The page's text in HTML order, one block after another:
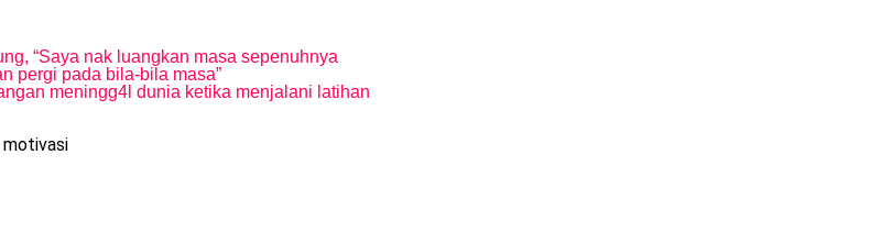
“Saya nak luangkan masa sepenuhnya
pergi pada bila-bila masa”
meningg4l dunia ketika menjalani latihan
motivasi